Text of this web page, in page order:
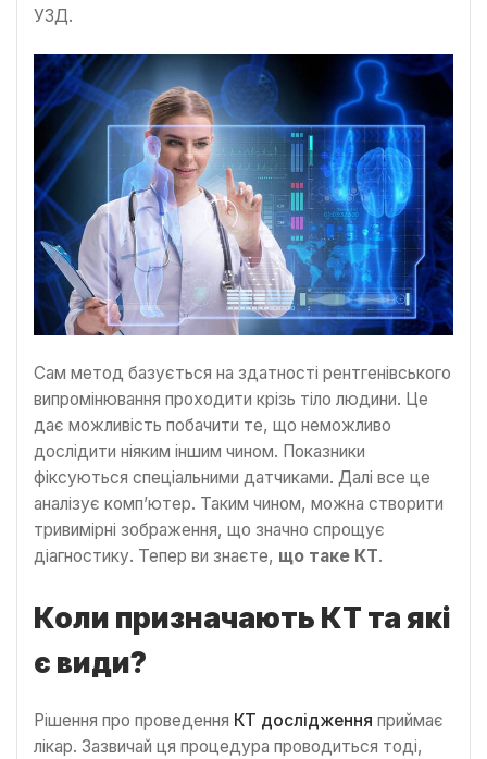
УЗД.
Сам метод базується на здатності рентгенівського
випромінювання проходити крізь тіло людини. Це
дає можливість побачити те, що неможливо
дослідити ніяким іншим чином. Показники
фіксуються спеціальними датчиками. Далі все це
аналізує комп’ютер. Таким чином, можна створити
тривимірні зображення, що значно спрощує
діагностику. Тепер ви знаєте, що таке КТ.
Коли призначають КТ та які
є види?
Рішення про проведення КТ дослідження приймає
лікар. Зазвичай ця процедура проводиться тоді,